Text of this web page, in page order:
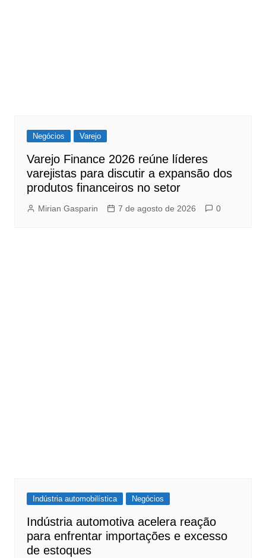
Negócios Varejo
Varejo Finance 2026 reúne líderes
varejistas para discutir a expansão dos
produtos financeiros no setor
Mirian Gasparin 7 de agosto de 2026 0
Indústria automobilística Negócios
Indústria automotiva acelera reação
para enfrentar importações e excesso
de estoques